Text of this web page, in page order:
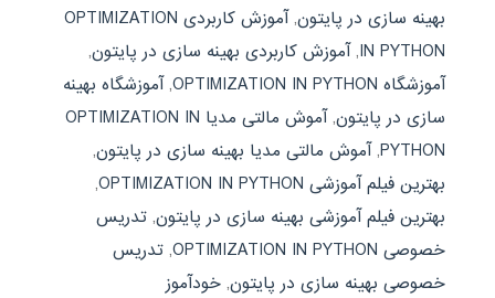
بهینه سازی در پایتون,
آموزش کاربردی OPTIMIZATION
IN PYTHON
,آموزش کاربردی بهینه سازی در پایتون,
آموزشگاه OPTIMIZATION IN PYTHON
,آموزشگاه بهینه
سازی در پایتون,
آموش مالتی مدیا OPTIMIZATION IN
PYTHON
,آموش مالتی مدیا بهینه سازی در پایتون,
بهترین فیلم آموزشی OPTIMIZATION IN PYTHON
,
بهترین فیلم آموزشی بهینه سازی در پایتون, تدریس
خصوصی OPTIMIZATION IN PYTHON
, تدریس
خصوصی بهینه سازی در پایتون, خودآموز